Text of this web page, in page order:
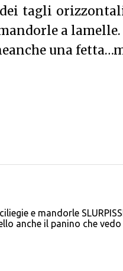
tagli
a lamelle.
una
e mandorle
anche il panino che